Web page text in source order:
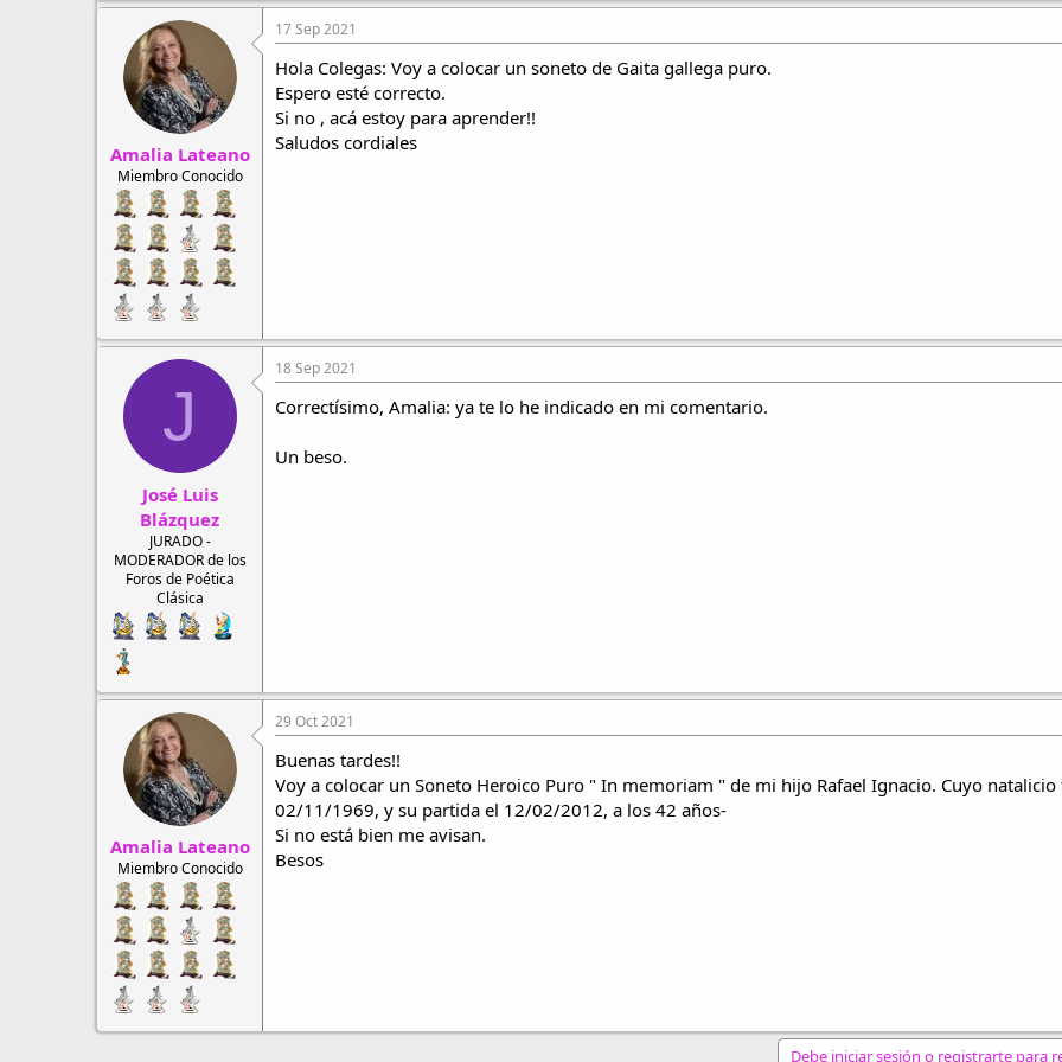
a
c
c
i
o
n
e
s
Amalia Lateano
Miembro Conocido
17 Sep 2021
Hola Colegas: Voy a colocar un soneto de Gaita gallega puro.
Espero esté correcto.
Si no , acá estoy para aprender!!
Saludos cordiales
J
José Luis
Blázquez
JURADO -
MODERADOR de los
Foros de Poética
Clásica
18 Sep 2021
Correctísimo, Amalia: ya te lo he indicado en mi comentario.
Un beso.
Amalia Lateano
Miembro Conocido
29 Oct 2021
Buenas tardes!!
Voy a colocar un Soneto Heroico Puro " In memoriam " de mi hijo Rafael Ignacio. Cuyo natalicio
02/11/1969, y su partida el 12/02/2012, a los 42 años-
Si no está bien me avisan.
Besos
Debe iniciar sesión o registrarte para